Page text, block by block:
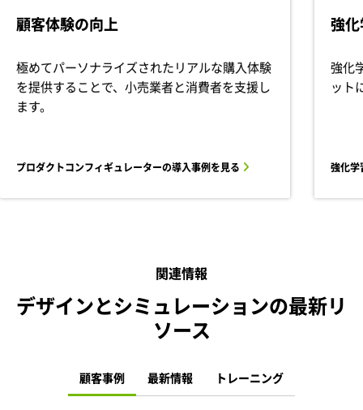
顧客体験の向上
極めてパーソナライズされたリアルな購入体験
を提供することで、小売業者と消費者を支援し
ます。
プロダクトコンフィギュレーターの導入事例を見る
強
強化
ット
強化学
関連情報
デザインとシミュレーションの最新リ
ソース
顧客事例 最新情報 トレーニング